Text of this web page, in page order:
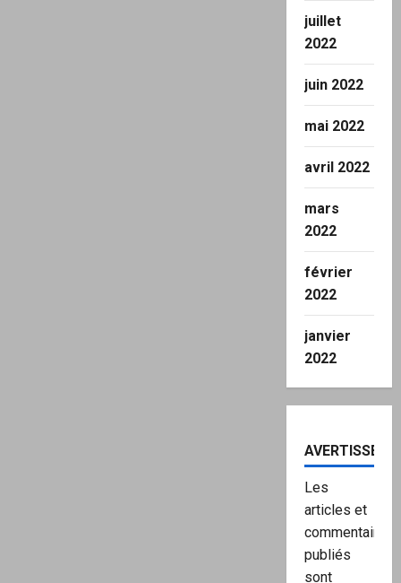
juillet
2022
juin 2022
mai 2022
avril 2022
mars
2022
février
2022
janvier
2022
Les
articles et
commentaires
publiés
sont